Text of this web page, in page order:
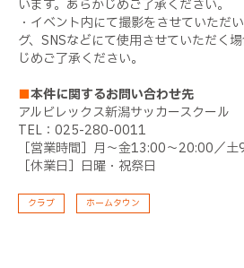
います。あらかじめご了承ください。
・イベント内にて撮影をさせていただ
グ、SNSなどにて使用させていただく
じめご了承ください。
■本件に関するお問い合わせ先
アルビレックス新潟サッカースクール
TEL：025-280-0011
［営業時間］月～金13:00～20:00／
［休業日］日曜・祝祭日
クラブ ホームタウン